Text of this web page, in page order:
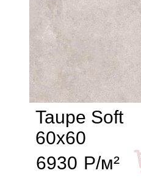
Taupe Soft
60x60
6930 Р/м²